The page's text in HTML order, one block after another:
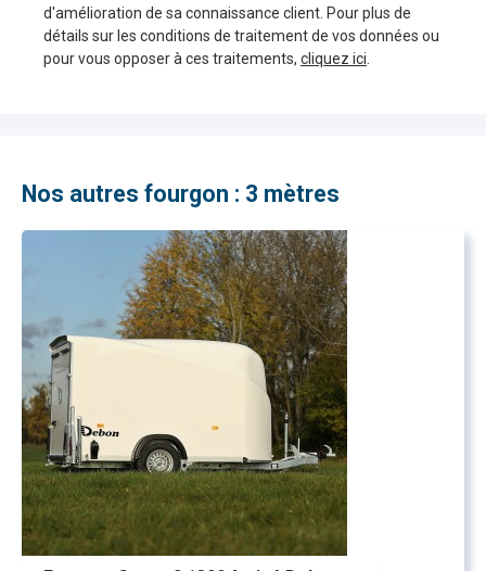
d'amélioration de sa connaissance client. Pour plus de
détails sur les conditions de traitement de vos données ou
pour vous opposer à ces traitements, cliquez ici
Nos autres fourgon : 3 mètres